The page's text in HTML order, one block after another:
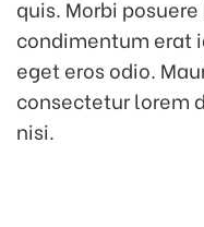
quis. Morbi
condimentum erat
eget eros odio.
consectetur lorem
nisi.